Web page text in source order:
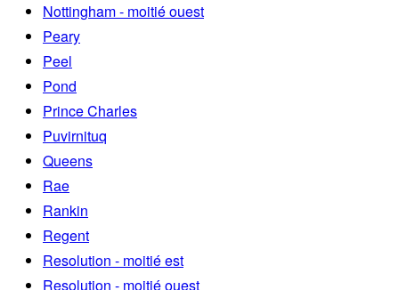
Nottingham - moitié ouest
Peary
Peel
Pond
Prince Charles
Puvirnituq
Queens
Rae
Rankin
Regent
Resolution - moitié est
Resolution - moitié ouest